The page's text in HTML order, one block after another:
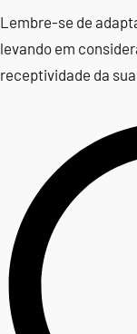
Lembre-se de
levando em
receptividade da